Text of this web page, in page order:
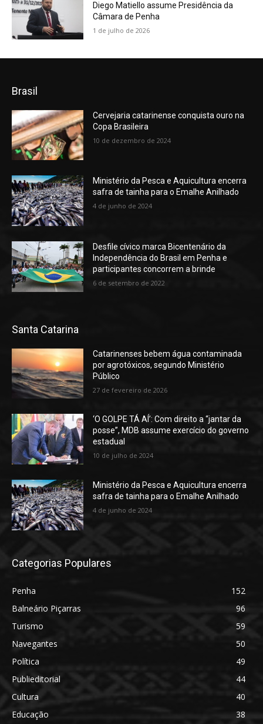
Diego Matiello assume Presidência da
Câmara de Penha
1 de julho de 2026
Brasil
Cervejaria catarinense conquista ouro na
Copa Brasileira
10 de dezembro de 2024
Ministério da Pesca e Aquicultura encerra
safra de tainha para o Emalhe Anilhado
4 de junho de 2024
Desfile cívico marca Bicentenário da
Independência do Brasil em Penha e
participantes concorrem a brinde
6 de setembro de 2022
Santa Catarina
Catarinenses bebem água contaminada
por agrotóxicos, segundo Ministério
Público
27 de fevereiro de 2026
‘O GOLPE TÁ AÍ’: Com direito a “jantar da
posse”, MDB assume exercício do governo
estadual
10 de julho de 2024
Ministério da Pesca e Aquicultura encerra
safra de tainha para o Emalhe Anilhado
4 de junho de 2024
Categorias Populares
Penha
152
Balneário Piçarras
96
Turismo
59
Navegantes
50
Política
49
Publieditorial
44
Cultura
40
Educação
38